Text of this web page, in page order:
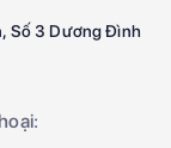
Số 3 Dương Đình